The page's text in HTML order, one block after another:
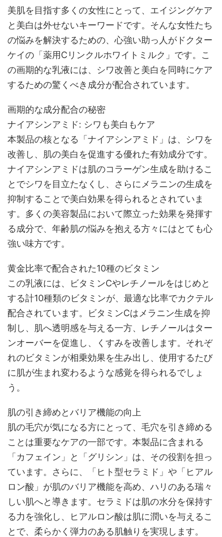
美肌を目指す多くの女性にとって、エイジングケア
と美白は外せないキーワードです。そんな女性たち
の悩みを解決するための、心強い助っ人がドクター
ケイの「薬用Cリンクルホワイトミルク」です。こ
の画期的な乳液には、シワ改善と美白を同時にケア
するための驚くべき成分が配合されています。
画期的な成分配合の秘密
ナイアシンアミド: シワも美白もケア
本製品の核となる「ナイアシンアミド」は、シワを
改善し、肌の美白を促進する優れた有効成分です。
ナイアシンアミドは肌のコラーゲン生成を助けるこ
とでシワを目立たなくし、さらにメラニンの生成を
抑制することで美白効果を得られるとされていま
す。多くの美容製品において際立った効果を発揮す
る成分で、年齢肌の悩みを抱える方々にはとても心
強い味方です。
黄金比率で配合された10種のビタミン
この乳液には、ビタミンCやレチノールをはじめと
する計10種類のビタミンが、最適な比率でカクテル
配合されています。ビタミンCはメラニン生成を抑
制し、肌へ透明感を与える一方、レチノールはター
ンオーバーを促進し、くすみを改善します。それぞ
れのビタミンが相乗効果を生み出し、使用するたび
に肌が生まれ変わるような感覚を得られるでしょ
う。
肌の引き締めとバリア機能の向上
肌の毛穴が気になる方にとって、毛穴を引き締める
ことは重要なケアの一部です。本製品に含まれる
「カフェイン」と「グリシン」は、その役割を担っ
ています。さらに、「ヒト型セラミド」や「ヒアル
ロン酸」が肌のバリア機能を高め、ハリのある瑞々
しい肌へと導きます。セラミドは肌の水分を保持す
る力を強化し、ヒアルロン酸は肌に潤いを与えるこ
とで、柔らかく弾力のある肌触りを実現します。